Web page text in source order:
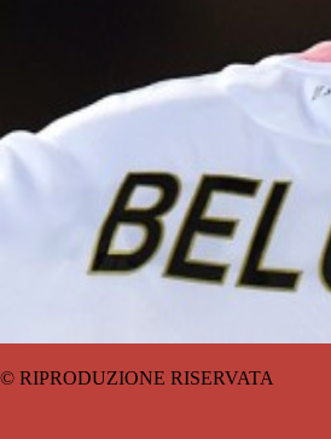
© RIPRODUZIONE RISERVATA